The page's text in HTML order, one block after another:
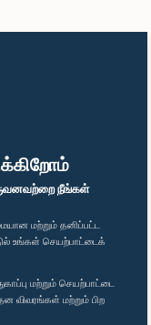
நீங்கள்
மற்றும் தனிப்பட்ட
உங்கள் செயற்பாட்டைக்
மற்றும் செயற்பாட்டை
விவரங்கள் மற்றும் பிற